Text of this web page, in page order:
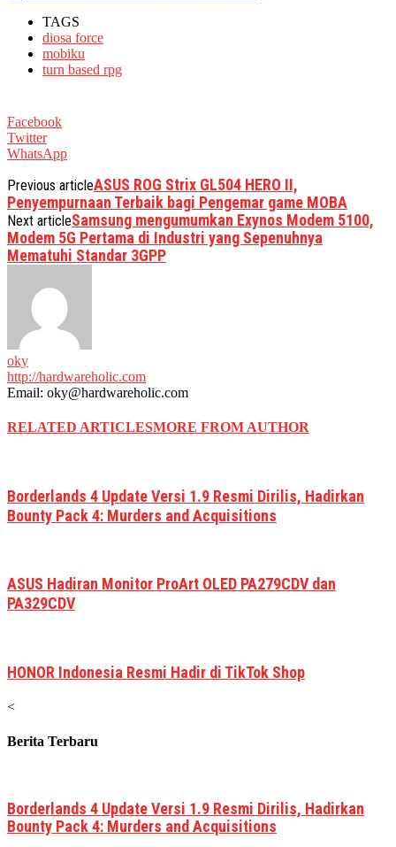
TAGS
diosa force
mobiku
turn based rpg
Facebook
Twitter
WhatsApp
Previous articleASUS ROG Strix GL504 HERO II,
Penyempurnaan Terbaik bagi Pengemar game MOBA
Next articleSamsung mengumumkan Exynos Modem 5100,
Modem 5G Pertama di Industri yang Sepenuhnya
Mematuhi Standar 3GPP
oky
http://hardwareholic.com
Email: oky@hardwareholic.com
RELATED ARTICLESMORE FROM AUTHOR
Borderlands 4 Update Versi 1.9 Resmi Dirilis, Hadirkan
Bounty Pack 4: Murders and Acquisitions
ASUS Hadiran Monitor ProArt OLED PA279CDV dan
PA329CDV
HONOR Indonesia Resmi Hadir di TikTok Shop
<
Berita Terbaru
Borderlands 4 Update Versi 1.9 Resmi Dirilis, Hadirkan
Bounty Pack 4: Murders and Acquisitions